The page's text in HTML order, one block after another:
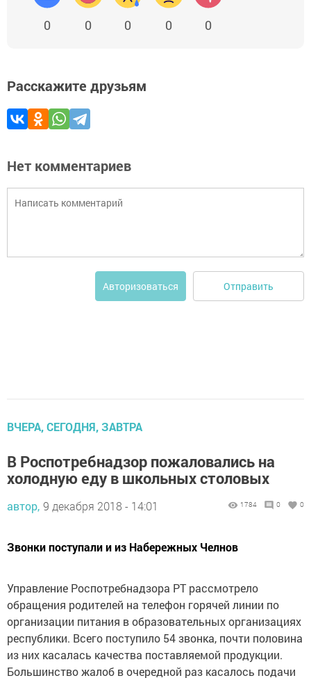
0 0 0 0 0
Расскажите друзьям
Нет комментариев
Авторизоваться Отправить
ВЧЕРА, СЕГОДНЯ, ЗАВТРА
В Роспотребнадзор пожаловались на
холодную еду в школьных столовых
автор, 9 декабря 2018 - 14:01 1784 0 0
Звонки поступали и из Набережных Челнов
Управление Роспотребнадзора РТ рассмотрело
обращения родителей на телефон горячей линии по
организации питания в образовательных организациях
республики. Всего поступило 54 звонка, почти половина
из них касалась качества поставляемой продукции.
Большинство жалоб в очередной раз касалось подачи